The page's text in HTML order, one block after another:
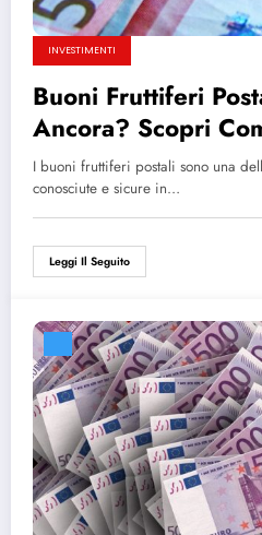
INVESTIMENTI
Buoni Fruttiferi
Ancora? Scopri
Perché Investire
I buoni fruttiferi postali sono una
conosciute e sicure in…
Leggi Il Seguito